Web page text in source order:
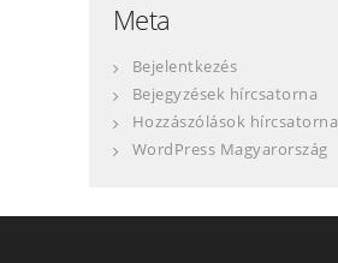
Meta
Bejelentkezés
Bejegyzések hírcsatorna
Hozzászólások hírcsatorna
WordPress Magyarország